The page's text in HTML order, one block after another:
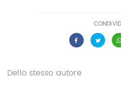
CONDIVIDI
Dello stesso autore